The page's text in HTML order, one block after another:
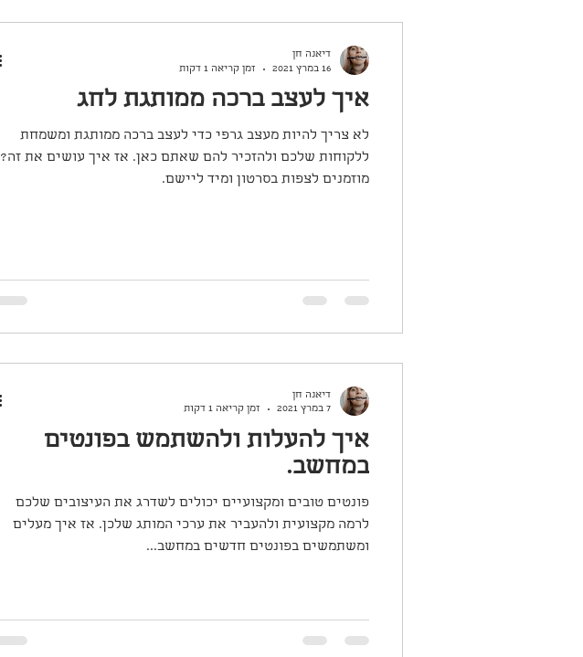
איך לעצב ברכה ממותגת לחג
לא צריך להיות מעצב גרפי כדי לעצב ברכה ממותגת ומשמחת
ללקוחות שלכם ולהזכיר להם שאתם כאן. אז איך עושים את זה?
מוזמנים לצפות בסרטון ומיד ליישם.
דיאנה חן
16 במרץ 2021
זמן קריאה 1 דקות
איך להעלות ולהשתמש בפונטים
במחשב.
פונטים טובים ומקצועיים יכולים לשדרג את העיצובים שלכם
לרמה מקצועית ולהעביר את ערכי המותג שלכן. אז איך מעלים
ומשתמשים בפונטים חדשים במחשב...
דיאנה חן
7 במרץ 2021
זמן קריאה 1 דקות